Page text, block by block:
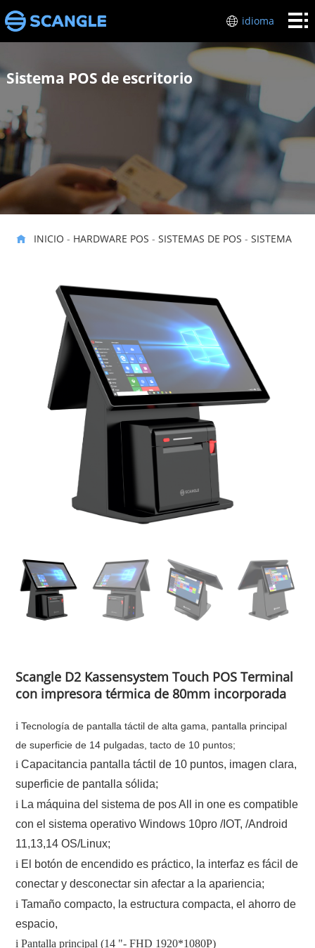
idioma
Inicio
POS
industrias
Sobre
mí
Soporte
técnico
Póngase
en
contacto
Sistema POS de escritorio
INICIO - HARDWARE POS -SISTEMAS DE POS -SISTEMA
POS DE ESCRITORIO
Scangle D2 Kassensystem Touch POS Terminal
con impresora térmica de 80mm incorporada
i Tecnología de pantalla táctil de alta gama, pantalla principal
de superficie de 14 pulgadas, tacto de 10 puntos;
i Capacitancia pantalla táctil de 10 puntos, imagen clara,
superficie de pantalla sólida;
i La máquina del sistema de pos All in one es compatible
con el sistema operativo Windows 10pro /IOT, /Android
11,13,14 OS/Linux;
i El botón de encendido es práctico, la interfaz es fácil de
conectar y desconectar sin afectar a la apariencia;
i Tamaño compacto, la estructura compacta, el ahorro de
espacio,
iPantalla principal (14 "- FHD 1920*1080P)